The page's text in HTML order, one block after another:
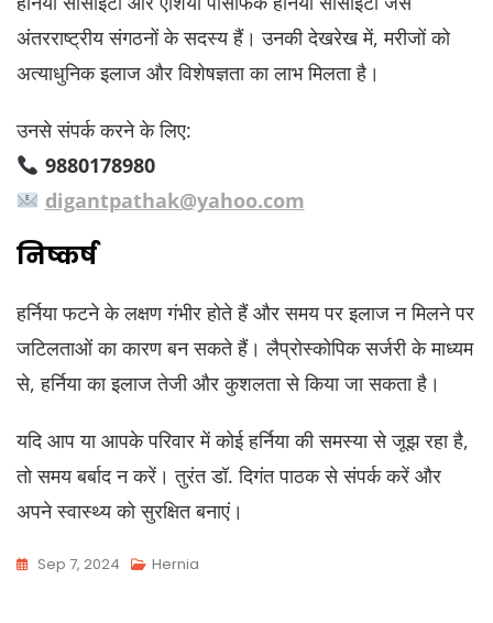
अंतरराष्ट्रीय संगठनों के सदस्य हैं। उनकी देखरेख में, मरीजों को
अत्याधुनिक इलाज और विशेषज्ञता का लाभ मिलता है।
उनसे संपर्क करने के लिए:
9880178980
digantpathak@yahoo.com
निष्कर्ष
हर्निया फटने के लक्षण गंभीर होते हैं और समय पर इलाज न मिलने पर
जटिलताओं का कारण बन सकते हैं। लैप्रोस्कोपिक सर्जरी के माध्यम
से, हर्निया का इलाज तेजी और कुशलता से किया जा सकता है।
यदि आप या आपके परिवार में कोई हर्निया की समस्या से जूझ रहा है,
तो समय बर्बाद न करें। तुरंत डॉ. दिगंत पाठक से संपर्क करें और
अपने स्वास्थ्य को सुरक्षित बनाएं।
Sep 7, 2024 Hernia